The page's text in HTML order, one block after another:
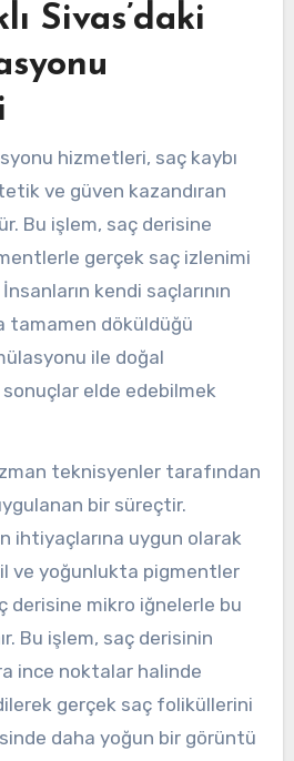
Sivas’daki
hizmetleri, saç kaybı
ve güven kazandıran
Bu işlem, saç derisine
gerçek saç izlenimi
kendi saçlarının
tamamen döküldüğü
ile doğal
sonuçlar elde edebilmek
teknisyenler tarafından
bir süreçtir.
ihtiyaçlarına uygun olarak
ve yoğunlukta pigmentler
derisine mikro iğnelerle bu
Bu işlem, saç derisinin
ince noktalar halinde
gerçek saç foliküllerini
daha yoğun bir görüntü